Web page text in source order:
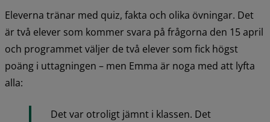
Eleverna tränar med quiz, fakta och olika övningar. Det
är två elever som kommer svara på frågorna den 15 april
och programmet väljer de två elever som fick högst
poäng i uttagningen – men Emma är noga med att lyfta
alla:
Det var otroligt jämnt i klassen. Det